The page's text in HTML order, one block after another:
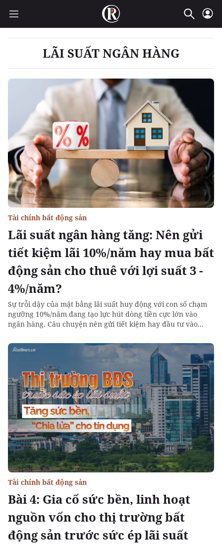
LÃI SUẤT NGÂN HÀNG
Lãi suất ngân hàng tăng: Nên gửi
tiết kiệm lãi 10%/năm hay mua bất
động sản cho thuê với lợi suất 3 -
4%/năm?
Tài chính bất động sản
Sự trỗi dậy của mặt bằng lãi suất huy động với con số chạm
ngưỡng 10%/năm đang tạo lực hút dòng tiền cực lớn vào
ngân hàng. Câu chuyện nên gửi tiết kiệm hay đầu tư vào...
Bài 4: Gia cố sức bền, linh hoạt
nguồn vốn cho thị trường bất
động sản trước sức ép lãi suất
Tài chính bất động sản